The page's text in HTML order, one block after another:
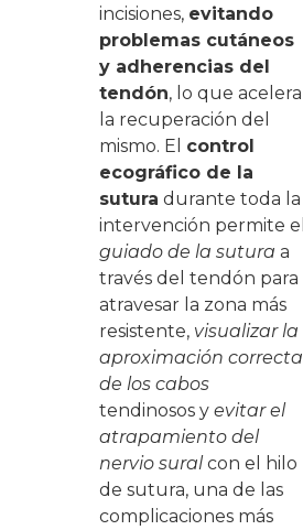
incisiones, evitando
problemas cutáneos
y adherencias del
tendón, lo que acelera
la recuperación del
mismo. El control
ecográfico de la
sutura durante toda la
intervención permite el
guiado de la sutura a
través del tendón para
atravesar la zona más
resistente, visualizar la
aproximación correcta
de los cabos
tendinosos y evitar el
atrapamiento del
nervio suralcon el hilo
de sutura, una de las
complicaciones más